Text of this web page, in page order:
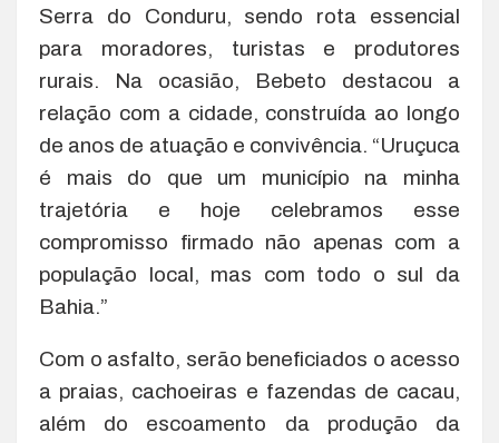
Serra do Conduru, sendo rota essencial
para moradores, turistas e produtores
rurais. Na ocasião, Bebeto destacou a
relação com a cidade, construída ao longo
de anos de atuação e convivência. “Uruçuca
é mais do que um município na minha
trajetória e hoje celebramos esse
compromisso firmado não apenas com a
população local, mas com todo o sul da
Bahia.”
Com o asfalto, serão beneficiados o acesso
a praias, cachoeiras e fazendas de cacau,
além do escoamento da produção da